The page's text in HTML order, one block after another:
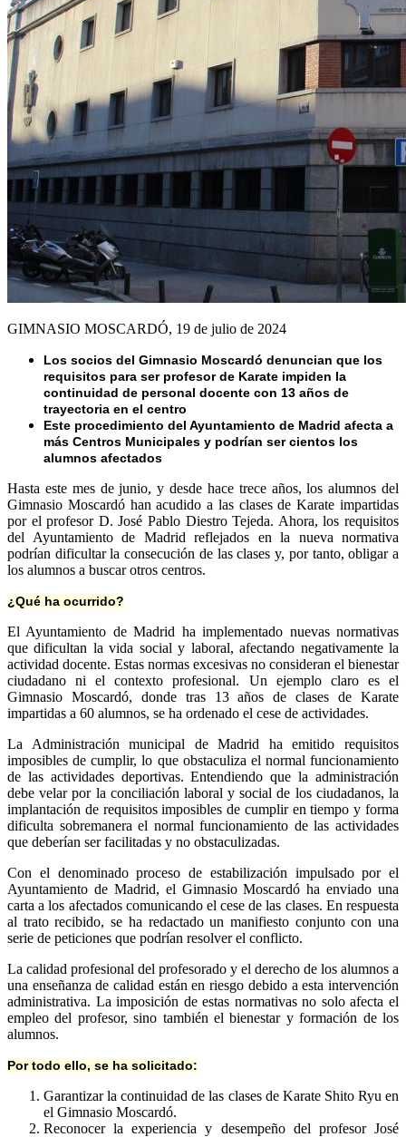
GIMNASIO MOSCARDÓ, 19 de julio de 2024
Los socios del Gimnasio Moscardó denuncian que los
requisitos para ser profesor de Karate impiden la
continuidad de personal docente con 13 años de
trayectoria en el centro
Este procedimiento del Ayuntamiento de Madrid afecta a
más Centros Municipales y podrían ser cientos los
alumnos afectados
Hasta este mes de junio, y desde hace trece años, los alumnos del
Gimnasio Moscardó han acudido a las clases de Karate impartidas
por el profesor D. José Pablo Diestro Tejeda. Ahora, los requisitos
del Ayuntamiento de Madrid reflejados en la nueva normativa
podrían dificultar la consecución de las clases y, por tanto, obligar a
los alumnos a buscar otros centros.
¿Qué ha ocurrido?
El Ayuntamiento de Madrid ha implementado nuevas normativas
que dificultan la vida social y laboral, afectando negativamente la
actividad docente. Estas normas excesivas no consideran el bienestar
ciudadano ni el contexto profesional. Un ejemplo claro es el
Gimnasio Moscardó, donde tras 13 años de clases de Karate
impartidas a 60 alumnos, se ha ordenado el cese de actividades.
La Administración municipal de Madrid ha emitido requisitos
imposibles de cumplir, lo que obstaculiza el normal funcionamiento
de las actividades deportivas. Entendiendo que la administración
debe velar por la conciliación laboral y social de los ciudadanos, la
implantación de requisitos imposibles de cumplir en tiempo y forma
dificulta sobremanera el normal funcionamiento de las actividades
que deberían ser facilitadas y no obstaculizadas.
Con el denominado proceso de estabilización impulsado por el
Ayuntamiento de Madrid, el Gimnasio Moscardó ha enviado una
carta a los afectados comunicando el cese de las clases. En respuesta
al trato recibido, se ha redactado un manifiesto conjunto con una
serie de peticiones que podrían resolver el conflicto.
La calidad profesional del profesorado y el derecho de los alumnos a
una enseñanza de calidad están en riesgo debido a esta intervención
administrativa. La imposición de estas normativas no solo afecta el
empleo del profesor, sino también el bienestar y formación de los
alumnos.
Por todo ello, se ha solicitado:
Garantizar la continuidad de las clases de Karate Shito Ryu en
el Gimnasio Moscardó.
Reconocer la experiencia y desempeño del profesor José